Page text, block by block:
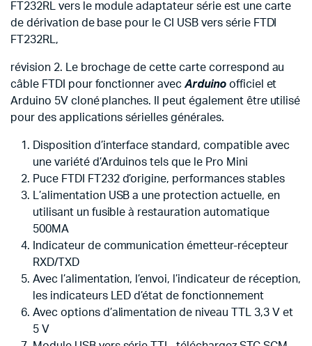
FT232RL vers le module adaptateur série est une carte
de dérivation de base pour le CI USB vers série FTDI
FT232RL,
révision 2. Le brochage de cette carte correspond au
câble FTDI pour fonctionner avecArduinoofficiel et
Arduino 5V cloné planches. Il peut également être utilisé
pour des applications sérielles générales.
Disposition d’interface standard, compatible avec
une variété d’Arduinos tels que le Pro Mini
Puce FTDI FT232 d’origine, performances stables
L’alimentation USB a une protection actuelle, en
utilisant un fusible à restauration automatique
500MA
Indicateur de communication émetteur-récepteur
RXD/TXD
Avec l’alimentation, l’envoi, l’indicateur de réception,
les indicateurs LED d’état de fonctionnement
Avec options d’alimentation de niveau TTL 3,3 V et
5 V